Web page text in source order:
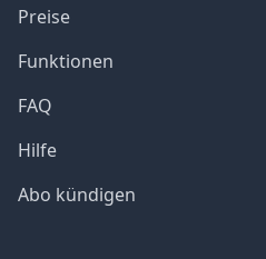
Preise
Funktionen
FAQ
Hilfe
Abo kündigen